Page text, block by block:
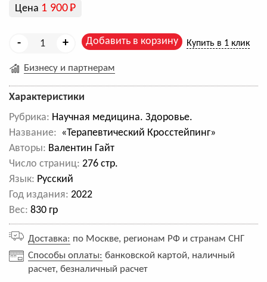
Цена 1 900Р
- + Добавить в корзину Купить в 1 клик
Бизнесу и партнерам
Характеристики
Рубрика: Научная медицина. Здоровье.
Название: «Терапевтический Кросстейпинг»
Авторы: Валентин Гайт
Число страниц: 276 стр.
Язык: Русский
Год издания: 2022
Вес: 830 гр
Доставка: по Москве, регионам РФ и странам СНГ
Способы оплаты: банковской картой, наличный
расчет, безналичный расчет